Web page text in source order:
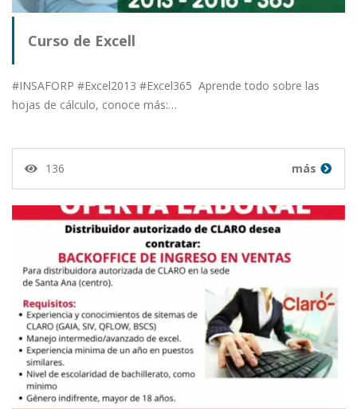
Curso de Excell
#INSAFORP #Excel2013 #Excel365 Aprende todo sobre las
hojas de cálculo, conoce más:…
136 más